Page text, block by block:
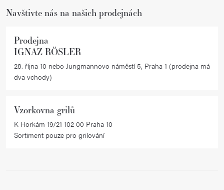
y
i
Navštivte nás na našich prodejnách
Prodejna
IGNAZ RÖSLER
28. října 10 nebo Jungmannovo náměstí 5, Praha 1 (prodejna má
dva vchody)
Vzorkovna grilů
K Horkám 19/21 102 00 Praha 10
Sortiment pouze pro grilování